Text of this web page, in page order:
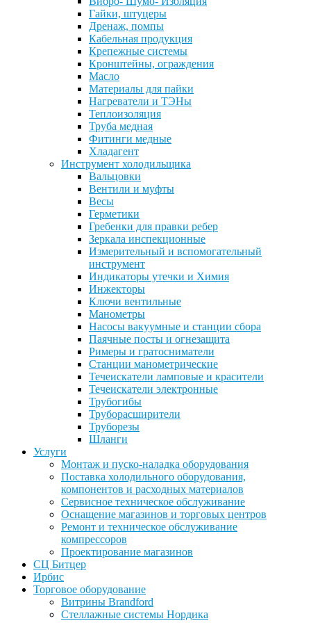
Гайки, штуцеры
Дренаж, помпы
Кабельная продукция
Крепежные системы
Кронштейны, ограждения
Масло
Материалы для пайки
Нагреватели и ТЭНы
Теплоизоляция
Труба медная
Фитинги медные
Хладагент
Инструмент холодильщика
Вальцовки
Вентили и муфты
Весы
Герметики
Гребенки для правки ребер
Зеркала инспекционные
Измерительный и вспомогательный
инструмент
Индикаторы утечки и Химия
Инжекторы
Ключи вентильные
Манометры
Насосы вакуумные и станции сбора
Паячные посты и огнезащита
Римеры и гратосниматели
Станции манометрические
Течеискатели ламповые и красители
Течеискатели электронные
Трубогибы
Труборасширители
Труборезы
Шланги
Услуги
Монтаж и пуско-наладка оборудования
Поставка холодильного оборудования,
компонентов и расходных материалов
Сервисное техническое обслуживание
Оснащение магазинов и торговых центров
Ремонт и техническое обслуживание
компрессоров
Проектирование магазинов
СЦ Битцер
Ирбис
Торговое оборудование
Витрины Brandford
Стеллажные системы Нордика